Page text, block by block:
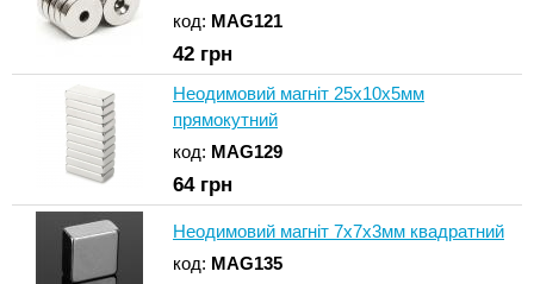
код: MAG121
42 грн
Неодимовий магніт 25x10х5мм
прямокутний
код: MAG129
64грн
Неодимовий магніт 7x7х3мм квадратний
код: MAG135